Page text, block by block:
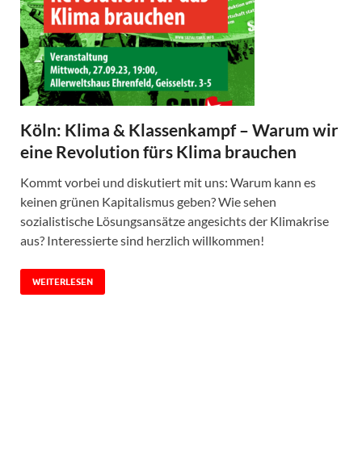
Köln: Klima & Klassenkampf – Warum wir
eine Revolution fürs Klima brauchen
Kommt vorbei und diskutiert mit uns: Warum kann es
keinen grünen Kapitalismus geben? Wie sehen
sozialistische Lösungsansätze angesichts der Klimakrise
aus? Interessierte sind herzlich willkommen!
WEITERLESEN